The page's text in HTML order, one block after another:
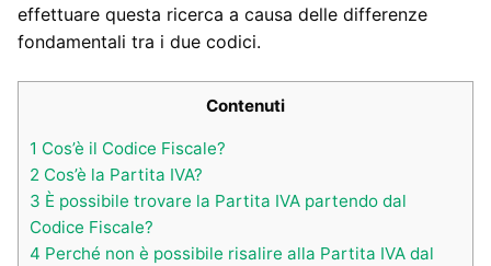
effettuare questa ricerca a causa delle differenze
fondamentali tra i due codici.
Contenuti
1 Cos’è il Codice Fiscale?
2 Cos’è la Partita IVA?
3 È possibile trovare la Partita IVA partendo dal
Codice Fiscale?
4 Perché non è possibile risalire alla Partita IVA dal